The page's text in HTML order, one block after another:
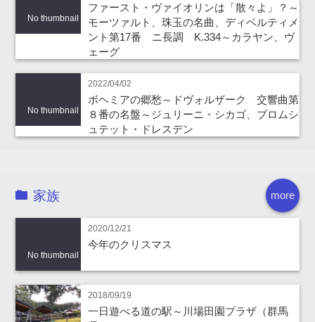
No thumbnail
ファースト・ヴァイオリンは「散々よ」？～
モーツァルト、珠玉の名曲、ディベルティメ
ント第17番 ニ長調 K.334～カラヤン、ヴ
ェーグ
No thumbnail
2022/04/02
ボヘミアの郷愁～ドヴォルザーク 交響曲第
８番の名盤～ジュリーニ・シカゴ、ブロムシ
ュテット・ドレスデン
more
家族
No thumbnail
2020/12/21
今年のクリスマス
2018/09/19
一日遊べる道の駅～川場田園プラザ（群馬